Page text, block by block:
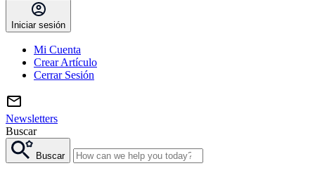
Iniciar sesión
Mi Cuenta
Crear Artículo
Cerrar Sesión
Newsletters
Buscar
Buscar